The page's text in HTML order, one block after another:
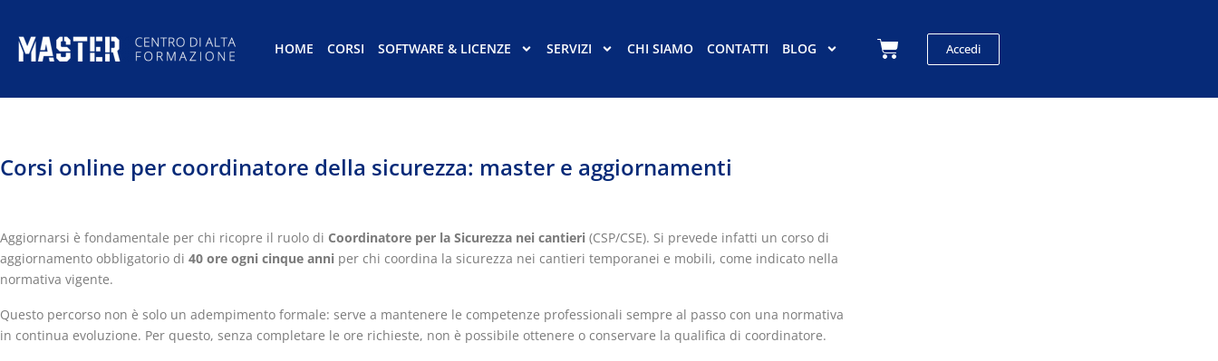
HOME CORSI SOFTWARE & LICENZE SERVIZI CHI SIAMO CONTATTI BLOG CarrelloAccedi
Corsi online per coordinatore della sicurezza: master e aggiornamenti
Aggiornarsi è fondamentale per chi ricopre il ruolo di Coordinatore per la Sicurezza nei cantieri (CSP/CSE). Si prevede infatti un corso di
aggiornamento obbligatorio di 40 ore ogni cinque anni per chi coordina la sicurezza nei cantieri temporanei e mobili, come indicato nella
normativa vigente.
Questo percorso non è solo un adempimento formale: serve a mantenere le competenze professionali sempre al passo con una normativa
in continua evoluzione. Per questo, senza completare le ore richieste, non è possibile ottenere o conservare la qualifica di coordinatore.